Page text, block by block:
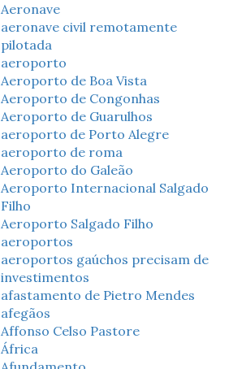
Aeronave
aeronave civil remotamente
pilotada
aeroporto
Aeroporto de Boa Vista
Aeroporto de Congonhas
Aeroporto de Guarulhos
aeroporto de Porto Alegre
aeroporto de roma
Aeroporto do Galeão
Aeroporto Internacional Salgado
Filho
Aeroporto Salgado Filho
aeroportos
aeroportos gaúchos precisam de
investimentos
afastamento de Pietro Mendes
afegãos
Affonso Celso Pastore
África